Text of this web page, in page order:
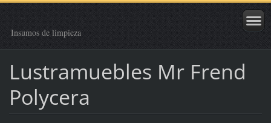
Insumos de limpieza
Lustramuebles Mr Frend
Polycera